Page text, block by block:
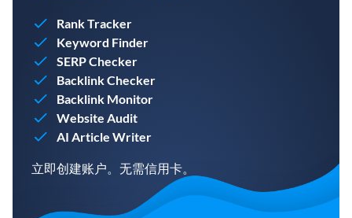
Rank Tracker
Keyword Finder
SERP Checker
Backlink Checker
Backlink Monitor
Website Audit
AI Article Writer
立即创建账户。无需信用卡。